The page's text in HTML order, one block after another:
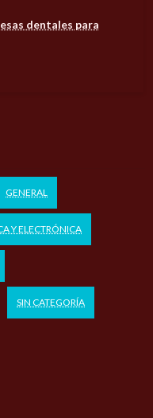
dentales para
GENERAL
Y ELECTRÓNICA
SIN CATEGORÍA